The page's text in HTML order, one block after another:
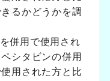
るかどうかを調
併用で使用され
シタビンの併用
用された方と比